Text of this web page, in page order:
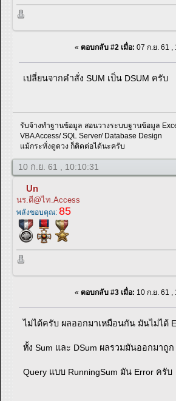
« ตอบกลับ #2 เมื่อ: 07 ก.ย. 61 ,
เปลี่ยนจากคำสั่ง SUM เป็น DSUM ครับ
รับจ้างทำฐานข้อมูล สอนวางระบบฐานข้อมูล
VBA Access/ SQL Server/ Database Design
แม้กระทั่งดูดวง ก็ติดต่อได้นะครับ
10 ก.ย. 61 , 10:10:31
Un
นร.ดี@ไท.Access
พลังขอบคุณ: 85
« ตอบกลับ #3 เมื่อ: 10 ก.ย. 61 ,
ไม่ได้ครับ ผลออกมาเหมือนกัน มันไม่ได้
ทั้ง Sum และ DSum ผลรวมมันออกมาถู
Query แบบ RunningSum มัน Error ครับ